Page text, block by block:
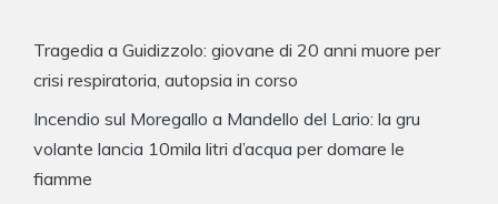
Tragedia a Guidizzolo: giovane di 20 anni muore per
crisi respiratoria, autopsia in corso
Incendio sul Moregallo a Mandello del Lario: la gru
volante lancia 10mila litri d’acqua per domare le
fiamme